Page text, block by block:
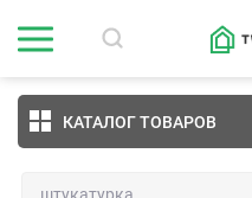
КАТАЛОГ ТОВАРОВ